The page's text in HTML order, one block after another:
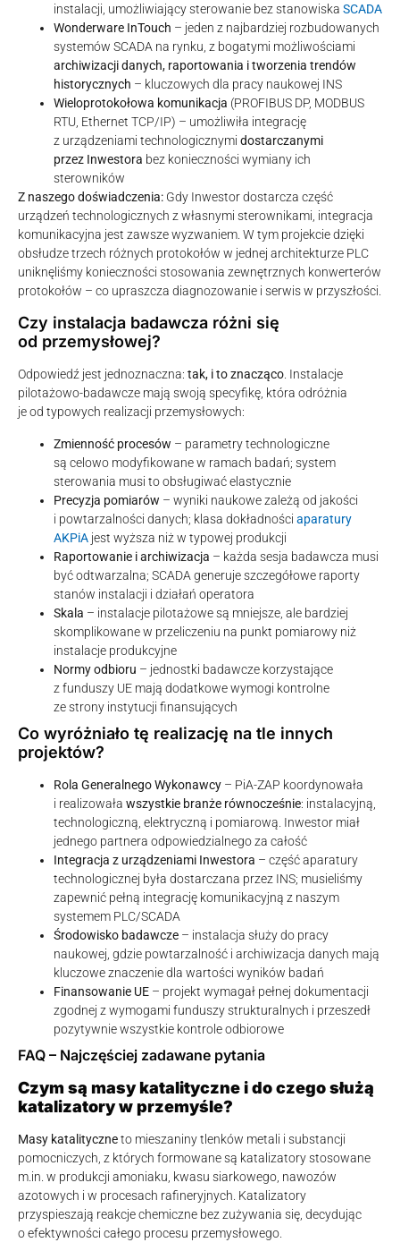
instalacji, umożliwiający sterowanie bez stanowiska SCADA
Wonderware InTouch – jeden z najbardziej rozbudowanych
systemów SCADA na rynku, z bogatymi możliwościami
archiwizacji danych, raportowania i tworzenia trendów
historycznych – kluczowych dla pracy naukowej INS
Wieloprotokołowa komunikacja (PROFIBUS DP, MODBUS
RTU, Ethernet TCP/IP) – umożliwiła integrację
z urządzeniami technologicznymi dostarczanymi
przez Inwestora bez konieczności wymiany ich
sterowników
Z naszego doświadczenia: Gdy Inwestor dostarcza część
urządzeń technologicznych z własnymi sterownikami, integracja
komunikacyjna jest zawsze wyzwaniem. W tym projekcie dzięki
obsłudze trzech różnych protokołów w jednej architekturze PLC
uniknęliśmy konieczności stosowania zewnętrznych konwerterów
protokołów – co upraszcza diagnozowanie i serwis w przyszłości.
Czy instalacja badawcza różni się
od przemysłowej?
Odpowiedź jest jednoznaczna: tak, i to znacząco. Instalacje
pilotażowo-badawcze mają swoją specyfikę, która odróżnia
je od typowych realizacji przemysłowych:
Zmienność procesów – parametry technologiczne
są celowo modyfikowane w ramach badań; system
sterowania musi to obsługiwać elastycznie
Precyzja pomiarów – wyniki naukowe zależą od jakości
i powtarzalności danych; klasa dokładności aparatury
AKPiA jest wyższa niż w typowej produkcji
Raportowanie i archiwizacja – każda sesja badawcza musi
być odtwarzalna; SCADA generuje szczegółowe raporty
stanów instalacji i działań operatora
Skala – instalacje pilotażowe są mniejsze, ale bardziej
skomplikowane w przeliczeniu na punkt pomiarowy niż
instalacje produkcyjne
Normy odbioru – jednostki badawcze korzystające
z funduszy UE mają dodatkowe wymogi kontrolne
ze strony instytucji finansujących
Co wyróżniało tę realizację na tle innych
projektów?
Rola Generalnego Wykonawcy – PiA-ZAP koordynowała
i realizowała wszystkie branże równocześnie: instalacyjną,
technologiczną, elektryczną i pomiarową. Inwestor miał
jednego partnera odpowiedzialnego za całość
Integracja z urządzeniami Inwestora – część aparatury
technologicznej była dostarczana przez INS; musieliśmy
zapewnić pełną integrację komunikacyjną z naszym
systemem PLC/SCADA
Środowisko badawcze – instalacja służy do pracy
naukowej, gdzie powtarzalność i archiwizacja danych mają
kluczowe znaczenie dla wartości wyników badań
Finansowanie UE – projekt wymagał pełnej dokumentacji
zgodnej z wymogami funduszy strukturalnych i przeszedł
pozytywnie wszystkie kontrole odbiorowe
FAQ – Najczęściej zadawane pytania
Czym są masy katalityczne i do czego służą
katalizatory w przemyśle?
Masy katalityczneto mieszaniny tlenków metali i substancji
pomocniczych, z których formowane są katalizatory stosowane
m.in. w produkcji amoniaku, kwasu siarkowego, nawozów
azotowych i w procesach rafineryjnych. Katalizatory
przyspieszają reakcje chemiczne bez zużywania się, decydując
o efektywności całego procesu przemysłowego.